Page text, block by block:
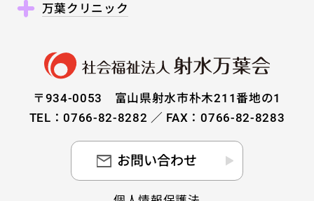
万葉クリニック
〒934-0053 富山県射水市朴木211番地の1
TEL：0766-82-8282 ／ FAX：0766-82-8283
お問い合わせ